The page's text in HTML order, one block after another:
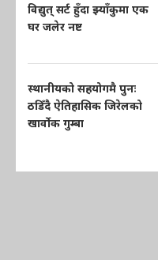
विद्युत् सर्ट हुँदा झ्याँकुमा एक
घर जलेर नष्ट
स्थानीयको सहयोगमै पुनः
ठडिँदै ऐतिहासिक जिरेलको
खार्वोक गुम्बा